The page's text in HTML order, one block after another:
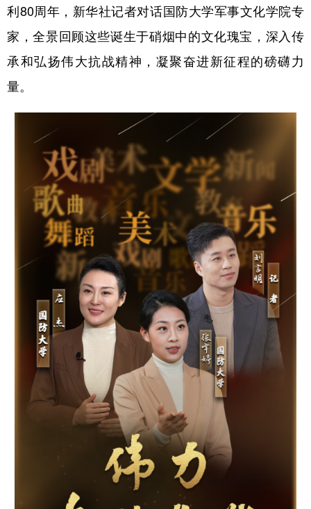
利80周年，新华社记者对话国防大学军事文化学院专
家，全景回顾这些诞生于硝烟中的文化瑰宝，深入传
承和弘扬伟大抗战精神，凝聚奋进新征程的磅礴力
量。